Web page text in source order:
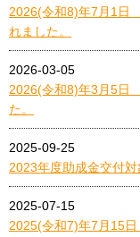
2026(令和8)年7月1日
れました。
2026-03-05
2026(令和8)年3月5日
た。
2025-09-25
2023年度助成金交付
2025-07-15
2025(令和7)年7月15